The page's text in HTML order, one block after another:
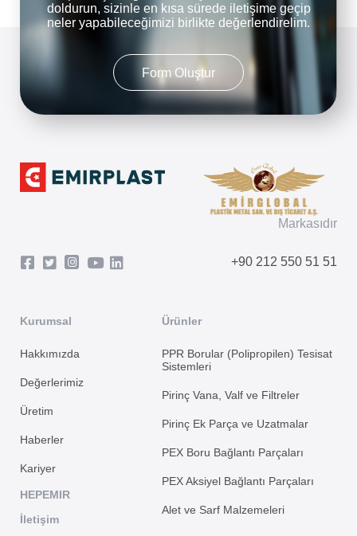
doldurun, sizinle en kısa sürede iletişime geçip
neler yapabileceğimizi birlikte değerlendirelim.
Form Oluştur
Markasıdır
+90 212 550 51 51
Kurumsal
Hakkımızda
Değerlerimiz
Üretim
Haberler
Kariyer
HEPEMIR
İletişim
Ürünler
PPR Borular (Polipropilen) Tesisat
Sistemleri
Pirinç Vana, Valf ve Filtreler
Pirinç Ek Parça ve Uzatmalar
PEX Boru Bağlantı Parçaları
PEX Aksiyel Bağlantı Parçaları
Alet ve Sarf Malzemeleri